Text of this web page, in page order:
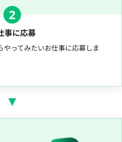
2
事に応募
ってみたいお仕事に応募しま